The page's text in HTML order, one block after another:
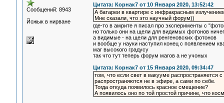
Сообщений: 8943
Йожык в нирване
Цитата: Корнак7 от 10 Января 2020, 13:52:42
А батареи в квартире с инфракрасным
Мне сказали, что это научный форум))
где-то в амрите я писал про эксперименты с
но только они на щели для видимых фотонов
а видимые - на щели для ренгеновских фотонов
и вообще у науки наступил конец с появлением
маг высокого градусу
так что тут теперь форум магов а не учоных
Цитата: Корнак7 от 15 Января 2020, 09:34:47
том, что если свет в вакууме распространяется
распространяются не в эфире, а сами по себе.
Тогда откуда появилось красное смещение?
А появилось оно по той простой причине, что